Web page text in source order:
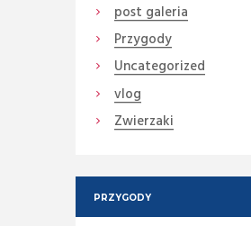
post galeria
Przygody
Uncategorized
vlog
Zwierzaki
PRZYGODY